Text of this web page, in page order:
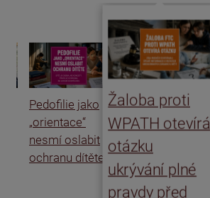
Pedofilie jako
„orientace“
nesmí oslabit
ochranu dítěte
Žaloba proti
WPATH otevírá
otázku
ukrývání plné
pravdy před